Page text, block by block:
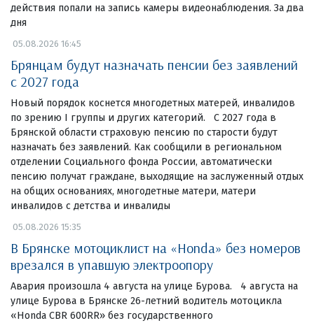
действия попали на запись камеры видеонаблюдения. За два
дня
05.08.2026 16:45
Брянцам будут назначать пенсии без заявлений
с 2027 года
Новый порядок коснется многодетных матерей, инвалидов
по зрению I группы и других категорий. С 2027 года в
Брянской области страховую пенсию по старости будут
назначать без заявлений. Как сообщили в региональном
отделении Социального фонда России, автоматически
пенсию получат граждане, выходящие на заслуженный отдых
на общих основаниях, многодетные матери, матери
инвалидов с детства и инвалиды
05.08.2026 15:35
В Брянске мотоциклист на «Honda» без номеров
врезался в упавшую электроопору
Авария произошла 4 августа на улице Бурова. 4 августа на
улице Бурова в Брянске 26-летний водитель мотоцикла
«Honda CBR 600RR» без государственного